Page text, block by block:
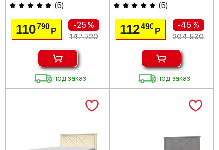
(5)
110790Р
-25 %
147 720
под заказ
(5)
112490 Р
-45 %
204 530
под заказ